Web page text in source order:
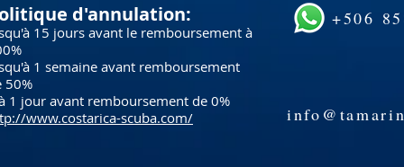
d'annulation:
15 jours avant le remboursement à
1 semaine avant remboursement
50%
1 jour avant remboursement de 0%
www.costarica-scuba.com/
+506